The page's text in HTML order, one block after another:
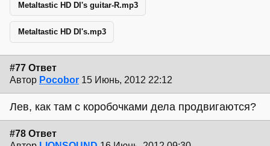
Metaltastic HD DI's guitar-R.mp3
Metaltastic HD DI's.mp3
#77 Ответ
Автор Pocobor 15 Июнь, 2012 22:12
Лев, как там с коробочками дела продвигаются?
#78 Ответ